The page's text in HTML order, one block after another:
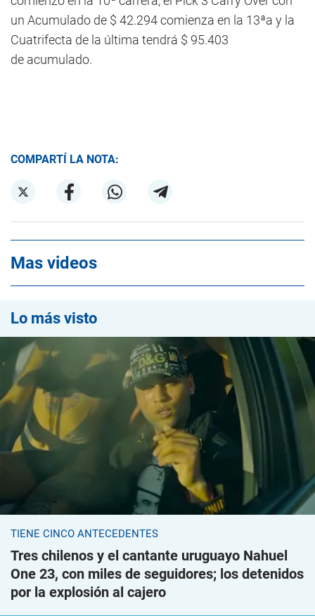
un Acumulado de $ 42.294 comienza en la 13ªa y la
Cuatrifecta de la última tendrá $ 95.403
de acumulado.
COMPARTÍ LA NOTA:
Mas videos
Lo más visto
TIENE CINCO ANTECEDENTES
Tres chilenos y el cantante uruguayo Nahuel
One 23, con miles de seguidores; los detenidos
por la explosión al cajero